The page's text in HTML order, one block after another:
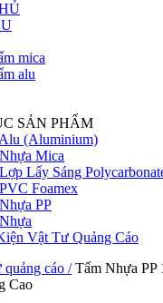
mica
alu
SẢN PHẨM
(Aluminium)
Mica
Lấy Sáng
Foamex
PP
Vật Tư Quảng Cáo
quảng cáo / Tấm Nhựa
Cao